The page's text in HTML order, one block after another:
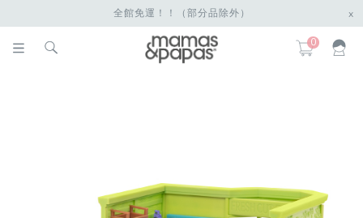
全館免運！！（部分品除外） x
0